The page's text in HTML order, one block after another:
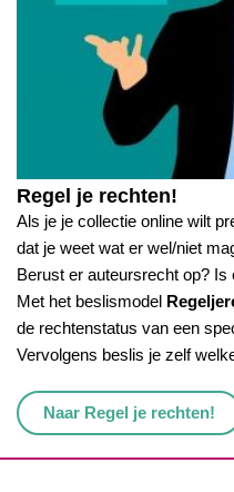
Regel je rechten!
Als je je collectie online wilt
dat je weet wat er wel/niet
Berust er auteursrecht op?
Met het beslismodel
de rechtenstatus van een
Vervolgens beslis je zelf
Naar Regel je rechten!